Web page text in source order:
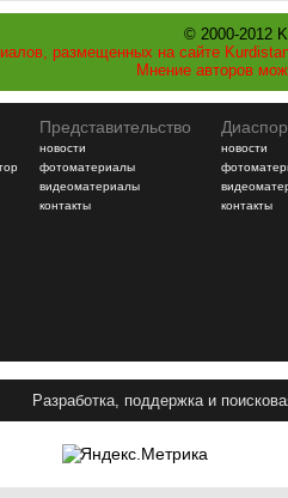
© 2000-2012
размещенных на сайте
Мнение авторов
Представительство
новости
фотоматериалы
видеоматериалы
контакты
новости
контакты
Разработка, поддержка и